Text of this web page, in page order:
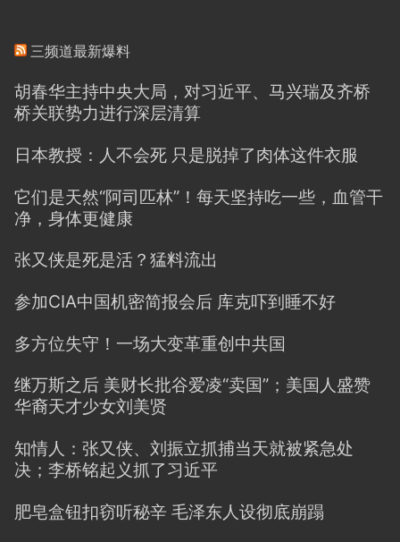
三频道最新爆料
胡春华主持中央大局，对习近平、马兴瑞及齐桥
桥关联势力进行深层清算
日本教授：人不会死 只是脱掉了肉体这件衣服
它们是天然“阿司匹林”！每天坚持吃一些，血管干
净，身体更健康
张又侠是死是活？猛料流出
参加CIA中国机密简报会后 库克吓到睡不好
多方位失守！一场大变革重创中共国
继万斯之后 美财长批谷爱凌“卖国”；美国人盛赞
华裔天才少女刘美贤
知情人：张又侠、刘振立抓捕当天就被紧急处
决；李桥铭起义抓了习近平
肥皂盒钮扣窃听秘辛 毛泽东人设彻底崩蹋